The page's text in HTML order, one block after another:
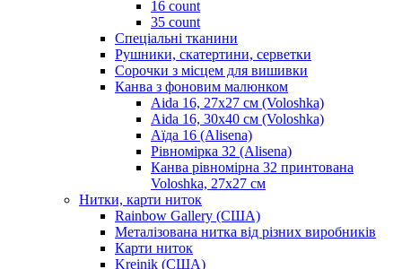
16 count
35 count
Спеціальні тканини
Рушники, скатертини, серветки
Сорочки з місцем для вишивки
Канва з фоновим малюнком
Aida 16, 27х27 см (Voloshka)
Aida 16, 30х40 см (Voloshka)
Аїда 16 (Alisena)
Рівномірка 32 (Alisena)
Канва рівномірна 32 принтована
Voloshka, 27х27 см
Нитки, карти ниток
Rainbow Gallery (США)
Металізована нитка від різних виробників
Карти ниток
Kreinik (США)